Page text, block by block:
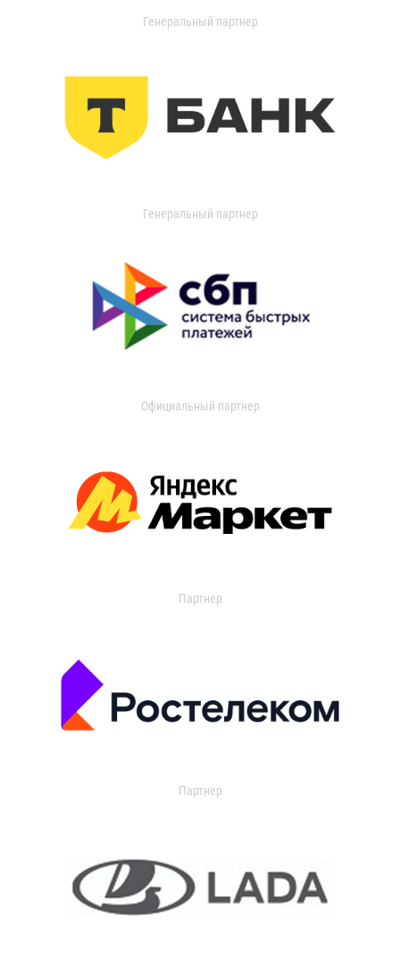
Генеральный партнер
Генеральный партнер
Официальный партнер
Партнер
Партнер